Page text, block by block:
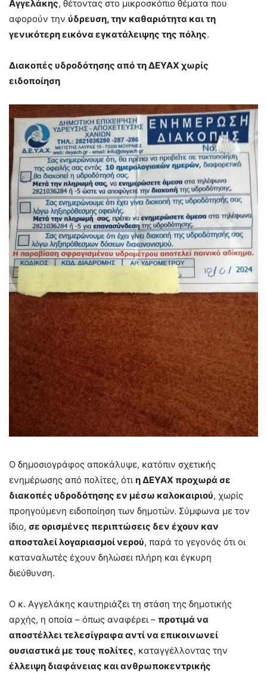
Αγγελάκης, θέτοντας στο μικροσκόπιο θέματα που
αφορούν την ύδρευση, την καθαριότητα και τη
γενικότερη εικόνα εγκατάλειψης της πόλης.
Διακοπές υδροδότησης από τη ΔΕΥΑΧ χωρίς
ειδοποίηση
Ο δημοσιογράφος αποκάλυψε, κατόπιν σχετικής
ενημέρωσης από πολίτες, ότι η ΔΕΥΑΧ προχωρά σε
διακοπές υδροδότησης εν μέσω καλοκαιριού, χωρίς
προηγούμενη ειδοποίηση των δημοτών. Σύμφωνα με τον
ίδιο, σε ορισμένες περιπτώσεις δεν έχουν καν
αποσταλεί λογαριασμοί νερού, παρά το γεγονός ότι οι
καταναλωτές έχουν δηλώσει πλήρη και έγκυρη
διεύθυνση.
Ο κ. Αγγελάκης καυτηριάζει τη στάση της δημοτικής
αρχής, η οποία – όπως αναφέρει – προτιμά να
αποστέλλει τελεσίγραφα αντί να επικοινωνεί
ουσιαστικά με τους πολίτες, καταγγέλλοντας την
έλλειψη διαφάνειας και ανθρωποκεντρικής